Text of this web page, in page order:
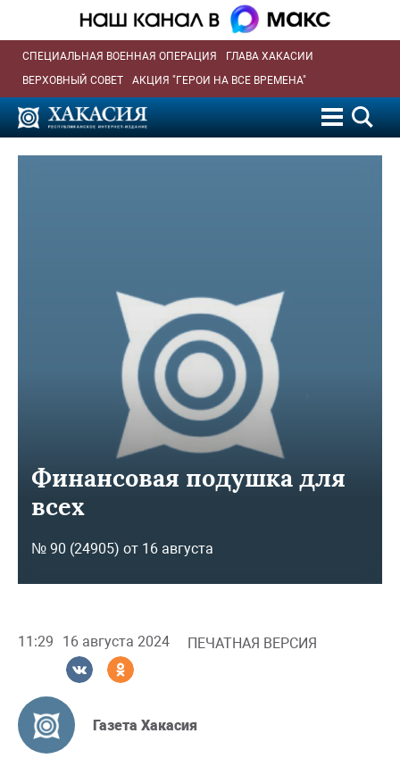
СПЕЦИАЛЬНАЯ ВОЕННАЯ ОПЕРАЦИЯ
ГЛАВА ХАКАСИИ
ВЕРХОВНЫЙ СОВЕТ
АКЦИЯ "ГЕРОИ НА ВСЕ ВРЕМЕНА"
Финансовая подушка для
всех
№ 90 (24905) от 16 августа
11:29 16 августа 2024 ПЕЧАТНАЯ ВЕРСИЯ
Газета Хакасия